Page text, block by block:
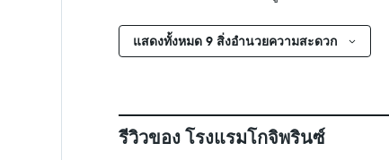
แสดงทั้งหมด 9 สิ่งอำนวยความสะดวก
รีวิวของ โรงแรมโกจิพรินซ์